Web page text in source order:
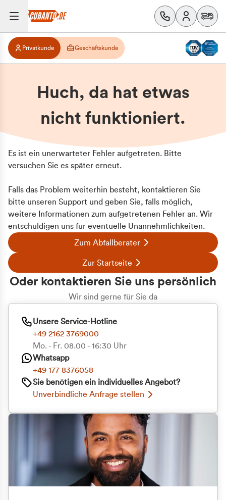
Privatkunde Geschäftskunde
Huch, da hat etwas
nicht funktioniert.
Es ist ein unerwarteter Fehler aufgetreten. Bitte
versuchen Sie es später erneut.
Falls das Problem weiterhin besteht, kontaktieren Sie
bitte unseren Support und geben Sie, falls möglich,
weitere Informationen zum aufgetretenen Fehler an. Wir
entschuldigen uns für eventuelle Unannehmlichkeiten.
Zum Abfallberater
Zur Startseite
Oder kontaktieren Sie uns persönlich
Wir sind gerne für Sie da
Unsere Service-Hotline
+49 2162 3769000
Mo. - Fr. 08.00 - 16:30 Uhr
Whatsapp
+49 177 8376058
Sie benötigen ein individuelles Angebot?
Unverbindliche Anfrage stellen